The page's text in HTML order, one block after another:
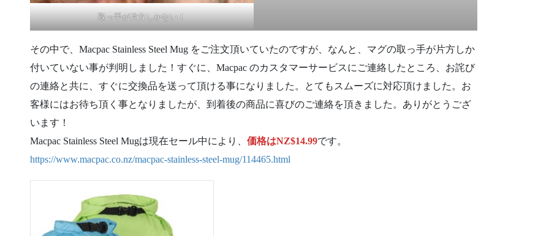
取っ手が片方しかない！
その中で、Macpac Stainless Steel Mug をご注文頂いていたのですが、なんと、マグの取っ手が片方しか
付いていない事が判明しました！すぐに、Macpac のカスタマーサービスにご連絡したところ、お詫び
の連絡と共に、すぐに交換品を送って頂ける事になりました。とてもスムーズに対応頂けました。お
客様にはお待ち頂く事となりましたが、到着後の商品に喜びのご連絡を頂きました。ありがとうござ
います！
Macpac Stainless Steel Mugは現在セール中により、 価格はNZ$14.99です。
https://www.macpac.co.nz/macpac-stainless-steel-mug/114465.html